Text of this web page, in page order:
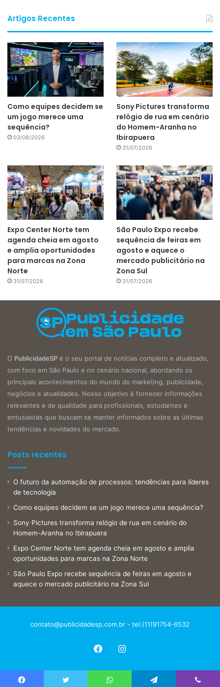
Artigos Recentes
Como equipes decidem se
um jogo merece uma
sequência?
03/08/2026
Sony Pictures transforma
relógio de rua em cenário
do Homem-Aranha no
Ibirapuera
31/07/2026
Expo Center Norte tem
agenda cheia em agosto
e amplia oportunidades
para marcas na Zona
Norte
31/07/2026
São Paulo Expo recebe
sequência de feiras em
agosto e aquece o
mercado publicitário na
Zona Sul
31/07/2026
O PublicidadeSP é o seu portal de notícias completo e atualizado,
com foco em São Paulo e no cenário nacional, abordando os
principais acontecimentos do mundo do marketing, publicidade,
negócios e atualidades. Nosso objetivo é fornecer informações
relevantes e de qualidade para profissionais, estudantes e
entusiastas que buscam se manter informados sobre as últimas
tendências e novidades do mercado.
Posts recentes
O futuro da automação de processos: tendências para líderes
de tecnologia
Como equipes decidem se um jogo merece uma sequência?
Sony Pictures transforma relógio de rua em cenário do
Homem-Aranha no Ibirapuera
Expo Center Norte tem agenda cheia em agosto e amplia
oportunidades para marcas na Zona Norte
São Paulo Expo recebe sequência de feiras em agosto e
aquece o mercado publicitário na Zona Sul
contato@publicidadesp.com.br - tel.(11)91754-6532
FacebookInstagram